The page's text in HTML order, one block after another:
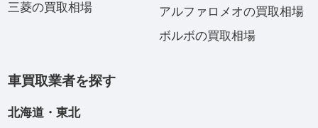
三菱の買取相場
アルファロメオの買取相場
ボルボの買取相場
車買取業者を探す
北海道・東北